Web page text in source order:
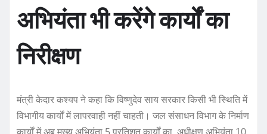
अभियंता भी करेंगे कार्यों का
निरीक्षण
मंत्री केदार कश्यप ने कहा कि विष्णुदेव साय सरकार किसी भी स्थिति में
विभागीय कार्यों में लापरवाही नहीं चाहती। जल संसाधन विभाग के निर्माण
कार्यों में अब मुख्य अभियंता 5 प्रतिशत कार्यों का, अधीक्षण अभियंता 10